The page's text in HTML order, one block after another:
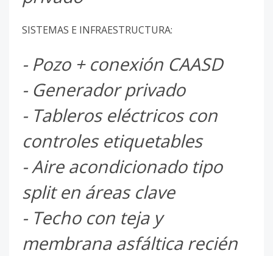
SISTEMAS E INFRAESTRUCTURA:
- Pozo + conexión CAASD
- Generador privado
- Tableros eléctricos con
controles etiquetables
- Aire acondicionado tipo
split en áreas clave
- Techo con teja y
membrana asfáltica recién